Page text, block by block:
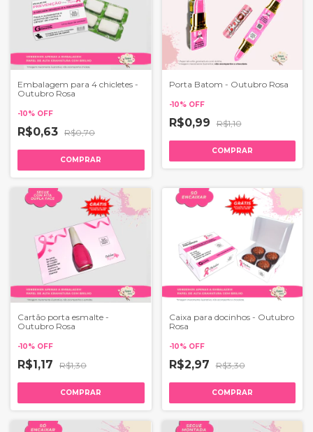
Embalagem para 4 chicletes -
Outubro Rosa
-10% OFF
R$0,63 R$0,70
COMPRAR
Porta Batom - Outubro Rosa
-10% OFF
R$0,99 R$1,10
COMPRAR
Cartão porta esmalte -
Outubro Rosa
-10% OFF
R$1,17 R$1,30
COMPRAR
Caixa para docinhos - Outubro
Rosa
-10% OFF
R$2,97 R$3,30
COMPRAR